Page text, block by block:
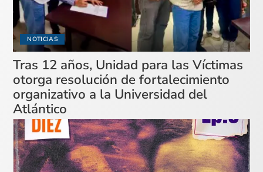
NOTICIAS
Tras 12 años, Unidad para las Víctimas
otorga resolución de fortalecimiento
organizativo a la Universidad del
Atlántico